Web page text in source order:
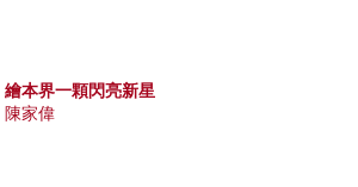
繪本界一顆閃亮新星
陳家偉